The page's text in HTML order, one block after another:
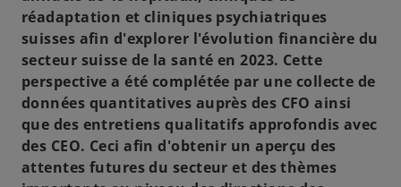
réadaptation et cliniques psychiatriques
suisses afin d'explorer l'évolution financière du
secteur suisse de la santé en 2023. Cette
perspective a été complétée par une collecte de
données quantitatives auprès des CFO ainsi
que des entretiens qualitatifs approfondis avec
des CEO. Ceci afin d'obtenir un aperçu des
attentes futures du secteur et des thèmes